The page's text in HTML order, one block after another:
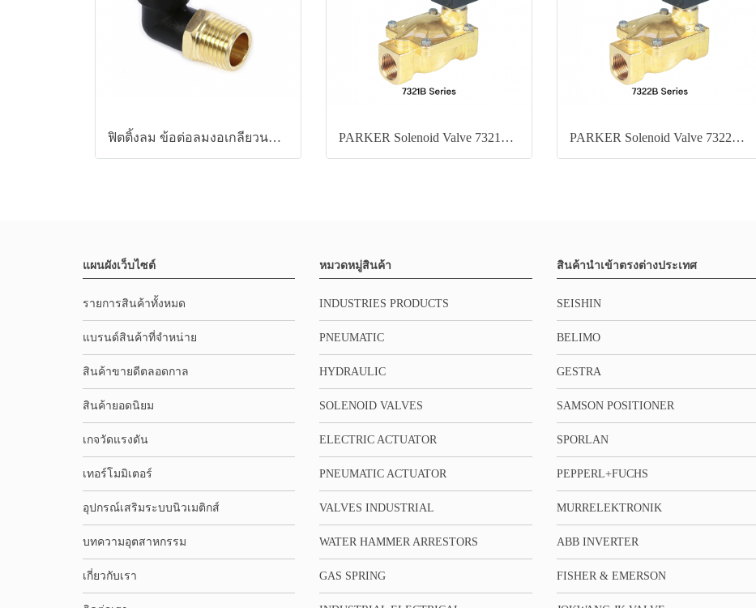
ฟิตติ้งลม ข้อต่อลมงอเกลียวนอก รุ่น SPL PARKER Solenoid Valve 7321B (NC) PARKER Solenoid Valve 7322B (NO)
แผนผังเว็บไซต์
รายการสินค้าทั้งหมด
แบรนด์สินค้าที่จำหน่าย
สินค้าขายดีตลอดกาล
สินค้ายอดนิยม
เกจวัดแรงดัน
เทอร์โมมิเตอร์
อุปกรณ์เสริมระบบนิวเมติกส์
บทความอุตสาหกรรม
เกี่ยวกับเรา
หมวดหมู่สินค้า
INDUSTRIES PRODUCTS
PNEUMATIC
HYDRAULIC
SOLENOID VALVES
ELECTRIC ACTUATOR
PNEUMATIC ACTUATOR
VALVES INDUSTRIAL
WATER HAMMER ARRESTORS
GAS SPRING
สินค้านำเข้าตรงต่างประเทศ
SEISHIN
BELIMO
GESTRA
SAMSON POSITIONER
SPORLAN
PEPPERL+FUCHS
MURRELEKTRONIK
ABB INVERTER
FISHER & EMERSON